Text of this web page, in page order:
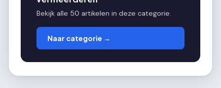
Bekijk alle 50 artikelen in deze categorie.
Naar categorie →